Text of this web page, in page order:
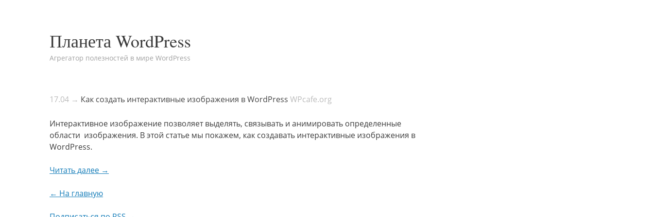
Планета WordPress
Агрегатор полезностей в мире WordPress
17.04 → Как создать интерактивные изображения в WordPress WPcafe.org
Интерактивное изображение позволяет выделять, связывать и анимировать определенные
области изображения. В этой статье мы покажем, как создавать интерактивные изображения в
WordPress.
Читать далее →
← На главную